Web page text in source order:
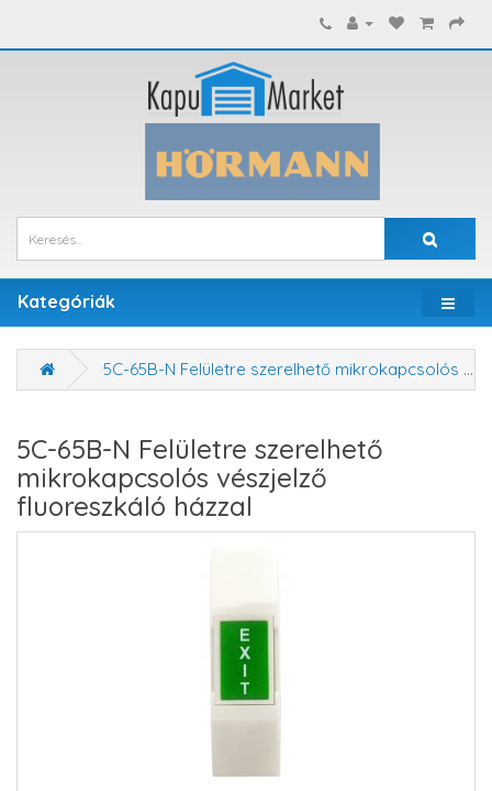
Kategóriák
5C-65B-N Felületre szerelhető mikrokapcsolós vészjelző fluoreszkáló házzal
5C-65B-N Felületre szerelhető
mikrokapcsolós vészjelző
fluoreszkáló házzal